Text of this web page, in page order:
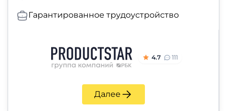
Гарантированное трудоустройство
4.7 111
Далее